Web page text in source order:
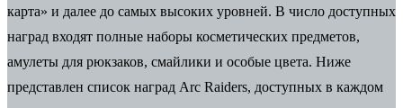
карта» и далее до самых высоких уровней. В число доступных
наград входят полные наборы косметических предметов,
амулеты для рюкзаков, смайлики и особые цвета. Ниже
представлен список наград Arc Raiders, доступных в каждом